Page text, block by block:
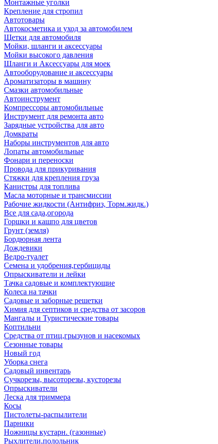
Монтажные уголки
Крепление для стропил
Автотовары
Автокосметика и уход за автомобилем
Щетки для автомобиля
Мойки, шланги и аксессуары
Мойки высокого давления
Шланги и Аксессуары для моек
Автооборудование и аксессуары
Ароматизаторы в машину
Смазки автомобильные
Автоинструмент
Компрессоры автомобильные
Инструмент для ремонта авто
Зарядные устройства для авто
Домкраты
Наборы инструментов для авто
Лопаты автомобильные
Фонари и переноски
Провода для прикуривания
Стяжки для крепления груза
Канистры для топлива
Масла моторные и трансмиссии
Рабочие жидкости (Антифриз, Торм.жидк.)
Все для сада,огорода
Горшки и кашпо для цветов
Грунт (земля)
Бордюрная лента
Дождевики
Ведро-туалет
Семена и удобрения,гербициды
Опрыскиватели и лейки
Тачка садовые и комплектующие
Колеса на тачки
Садовые и заборные решетки
Химия для септиков и средства от засоров
Мангалы и Туристические товары
Коптильни
Средства от птиц,грызунов и насекомых
Сезонные товары
Новый год
Уборка снега
Садовый инвентарь
Сучкорезы, высоторезы, кусторезы
Опрыскиватели
Леска для триммера
Косы
Пистолеты-распылители
Парники
Ножницы кустарн. (газонные)
Рыхлители,полольник